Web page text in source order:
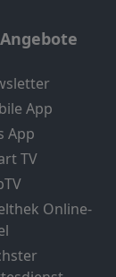
App
App
TV
Online-